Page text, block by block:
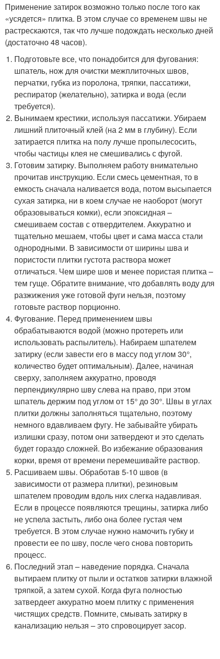
Применение затирок возможно только после того как
«усядется» плитка. В этом случае со временем швы не
растрескаются, так что лучше подождать несколько дней
(достаточно 48 часов).
Подготовьте все, что понадобится для фугования:
шпатель, нож для очистки межплиточных швов,
перчатки, губка из поролона, тряпки, пассатижи,
респиратор (желательно), затирка и вода (если
требуется).
Вынимаем крестики, используя пассатижи. Убираем
лишний плиточный клей (на 2 мм в глубину). Если
затирается плитка на полу лучше пропылесосить,
чтобы частицы клея не смешивались с фугой.
Готовим затирку. Выполняем работу внимательно
прочитав инструкцию. Если смесь цементная, то в
емкость сначала наливается вода, потом высыпается
сухая затирка, ни в коем случае не наоборот (могут
образовываться комки), если эпоксидная –
смешиваем состав с отвердителем. Аккуратно и
тщательно мешаем, чтобы цвет и сама масса стали
однородными. В зависимости от ширины шва и
пористости плитки густота раствора может
отличаться. Чем шире шов и менее пористая плитка –
тем гуще. Обратите внимание, что добавлять воду для
разжижения уже готовой фуги нельзя, поэтому
готовьте раствор порционно.
Фугование. Перед применением швы
обрабатываются водой (можно протереть или
использовать распылитель). Набираем шпателем
затирку (если завести его в массу под углом 30°,
количество будет оптимальным). Далее, начиная
сверху, заполняем аккуратно, проводя
перпендикулярно шву слева на право, при этом
шпатель держим под углом от 15° до 30°. Швы в углах
плитки должны заполняться тщательно, поэтому
немного вдавливаем фугу. Не забывайте убирать
излишки сразу, потом они затвердеют и это сделать
будет гораздо сложней. Во избежание образования
корки, время от времени перемешивайте раствор.
Расшиваем швы. Обработав 5-10 швов (в
зависимости от размера плитки), резиновым
шпателем проводим вдоль них слегка надавливая.
Если в процессе появляются трещины, затирка либо
не успела застыть, либо она более густая чем
требуется. В этом случае нужно намочить губку и
провести ее по шву, после чего снова повторить
процесс.
Последний этап – наведение порядка. Сначала
вытираем плитку от пыли и остатков затирки влажной
тряпкой, а затем сухой. Когда фуга полностью
затвердеет аккуратно моем плитку с применения
чистящих средств. Помните, смывать затирку в
канализацию нельзя – это спровоцирует засор.